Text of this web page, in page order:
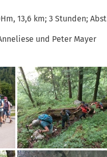
13,6 km; 3 Stunden;
und Peter Mayer